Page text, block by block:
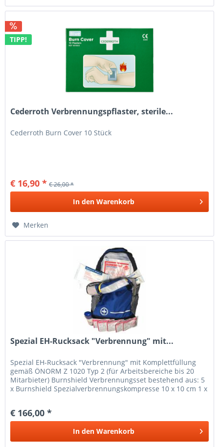
TIPP!
Cederroth Verbrennungspflaster, sterile...
Cederroth Burn Cover 10 Stück
€ 16,90 * € 26,00 *
In den Warenkorb
Merken
Spezial EH-Rucksack "Verbrennung" mit...
Spezial EH-Rucksack "Verbrennung" mit Komplettfüllung
gemäß ÖNORM Z 1020 Typ 2 (für Arbeitsbereiche bis 20
Mitarbieter) Burnshield Verbrennungsset bestehend aus: 5
x Burnshield Spezialverbrennungskompresse 10 x 10 cm 1 x
€ 166,00 *
In den Warenkorb